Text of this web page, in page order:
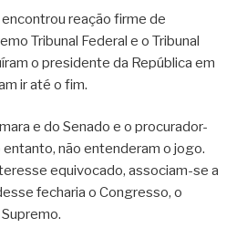
reação firme de
Tribunal Federal e o Tribunal
o presidente da República em
ir até o fim.
e do Senado e o procurador-
entanto, não entenderam o jogo.
equivocado, associam-se a
fecharia o Congresso, o